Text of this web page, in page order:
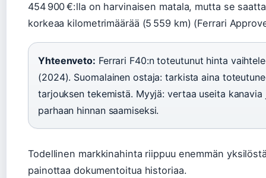
454 900 €:lla on harvinaisen matala, mutta se
korkeaa kilometrimäärää (5 559 km) (Ferrari
Yhteenveto: Ferrari F40:n toteutunut hinta
(2024). Suomalainen ostaja: tarkista aina
tarjouksen tekemistä. Myyjä: vertaa useita
parhaan hinnan saamiseksi.
Todellinen markkinahinta riippuu enemmän
painottaa dokumentoitua historiaa.